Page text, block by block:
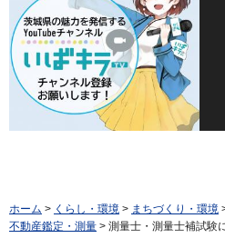
ホーム > くらし・環境 > まちづくり・環境
不動産鑑定・測量 > 測量士・測量士補試験